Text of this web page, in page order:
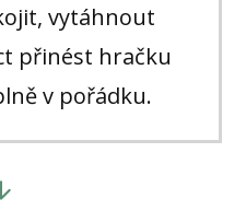
vytáhnout
přinést hračku
v pořádku.